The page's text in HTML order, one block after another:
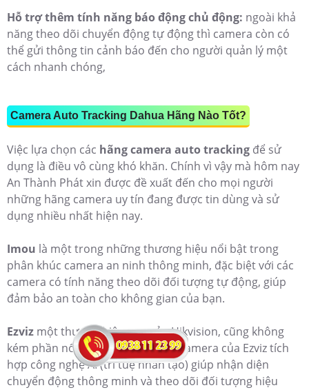
Hỗ trợ thêm tính năng báo động chủ động: ngoài khả
năng theo dõi chuyển động tự động thì camera còn có
thể gửi thông tin cảnh báo đến cho người quản lý một
cách nhanh chóng,
Camera Auto Tracking Dahua Hãng Nào Tốt?
Việc lựa chọn các hãng camera auto tracking để sử
dụng là điều vô cùng khó khăn. Chính vì vậy mà hôm nay
An Thành Phát xin được đề xuất đến cho mọi người
những hãng camera uy tín đang được tin dùng và sử
dụng nhiều nhất hiện nay.
Imou là một trong những thương hiệu nổi bật trong
phân khúc camera an ninh thông minh, đặc biệt với các
camera có tính năng theo dõi đối tượng tự động, giúp
đảm bảo an toàn cho không gian của bạn.
Ezviz một thương hiệu con của Hikvision, cũng không
kém phần nổi bật. Các sản phẩm camera của Ezviz tích
hợp công nghệ AI (trí tuệ nhân tạo) giúp nhận diện
chuyển động thông minh và theo dõi đối tượng hiệu